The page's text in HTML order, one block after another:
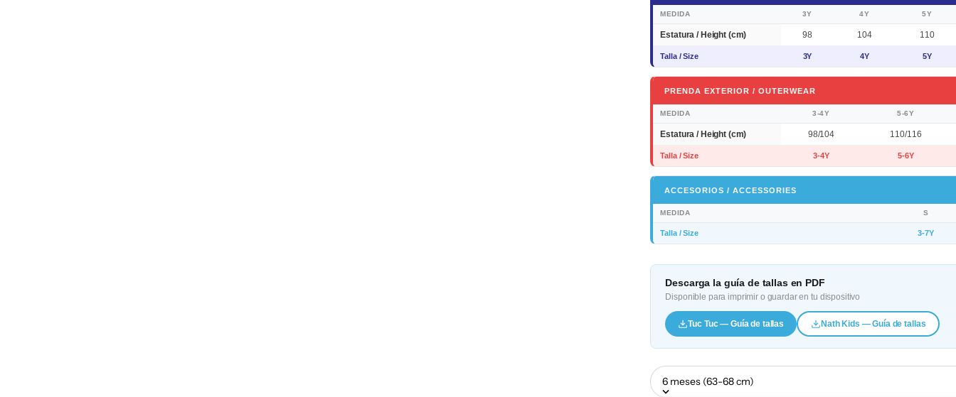
MEDIDA 3Y 4Y 5Y
Estatura / Height (cm) 98 104 110
Talla / Size 3Y 4Y 5Y
PRENDA EXTERIOR / OUTERWEAR
MEDIDA 3-4Y 5-6Y
Estatura / Height (cm) 98/104 110/116
Talla / Size 3-4Y 5-6Y
ACCESORIOS / ACCESSORIES
MEDIDA S
Talla / Size 3-7Y
Descarga la guía de tallas en PDF
Disponible para imprimir o guardar en tu dispositivo
Tuc Tuc — Guía de tallas Nath Kids — Guía de tallas
6 meses (63-68 cm)